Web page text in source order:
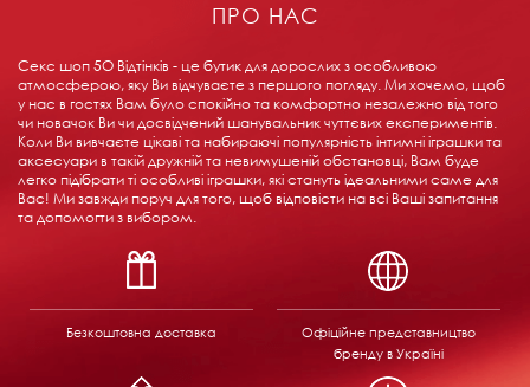
ПРО НАС
Секс шоп 5О Відтінків - це бутик для дорослих з особливою
атмосферою, яку Ви відчуваєте з першого погляду. Ми хочемо, щоб
у нас в гостях Вам було спокійно та комфортно незалежно від того
чи новачок Ви чи досвідчений шанувальник чуттєвих експериментів.
Коли Ви вивчаєте цікаві та набираючі популярність інтимні іграшки та
аксесуари в такій дружній та невимушеній обстановці, Вам буде
легко підібрати ті особливі іграшки, які стануть ідеальними саме для
Вас! Ми завжди поруч для того, щоб відповісти на всі Ваші запитання
та допомогти з вибором.
Безкоштовна доставка
Офіційне представництво
бренду в Україні